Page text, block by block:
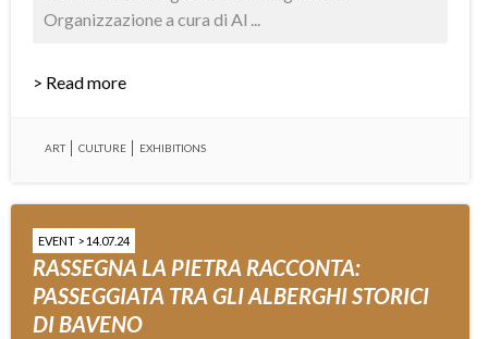
Organizzazione a cura di Al ...
> Read more
ART CULTURE EXHIBITIONS
EVENT > 14.07.24
RASSEGNA LA PIETRA RACCONTA:
PASSEGGIATA TRA GLI ALBERGHI STORICI
DI BAVENO